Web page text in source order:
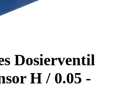
Dosierventil
H / 0.05 -